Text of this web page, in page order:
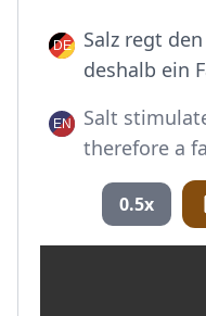
Salz regt
deshalb ein
Salt
therefore a
0.5x